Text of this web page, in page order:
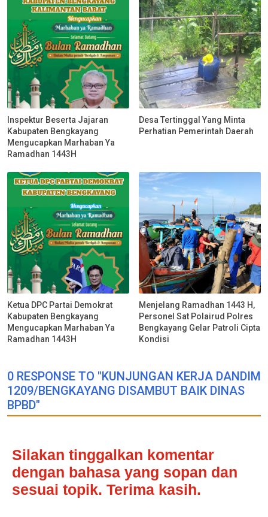
Inspektur Beserta Jajaran
Kabupaten Bengkayang
Mengucapkan Marhaban Ya
Ramadhan 1443H
Desa Tertinggal Yang Minta
Perhatian Pemerintah Daerah
Ketua DPC Partai Demokrat
Kabupaten Bengkayang
Mengucapkan Marhaban Ya
Ramadhan 1443H
Menjelang Ramadhan 1443 H,
Personel Sat Polairud Polres
Bengkayang Gelar Patroli Cipta
Kondisi
0 RESPONSE TO "KUNJUNGAN KERJA DANDIM
1209/BENGKAYANG DISAMBUT BAIK DINAS
BPBD"
Silakan tinggalkan komentar
dengan bahasa yang sopan dan
sesuai topik. Terima kasih.